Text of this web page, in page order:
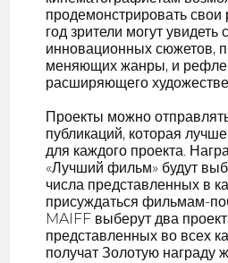
продемонстрировать
год зрители могут увидеть
инновационных сюжетов,
меняющих жанры, и
расширяющего
Проекты можно
публикаций, которая
для каждого проекта.
«Лучший фильм» будут
числа представленных в
присуждаться фильмам-
MAIFF выберут два
представленных во всех
получат Золотую награду